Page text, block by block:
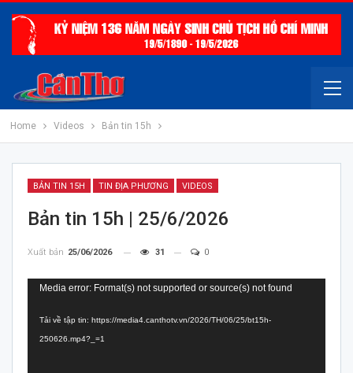
Home Videos Bản tin 15h
BẢN TIN 15H TIN ĐỊA PHƯƠNG VIDEOS
Bản tin 15h | 25/6/2026
Xuất bản 25/06/2026 31 0
Trình
Video
Media error: Format(s) not supported or source(s) not found
Tải về tập tin: https://media4.canthotv.vn/2026/TH/06/25/bt15h-
250626.mp4?_=1